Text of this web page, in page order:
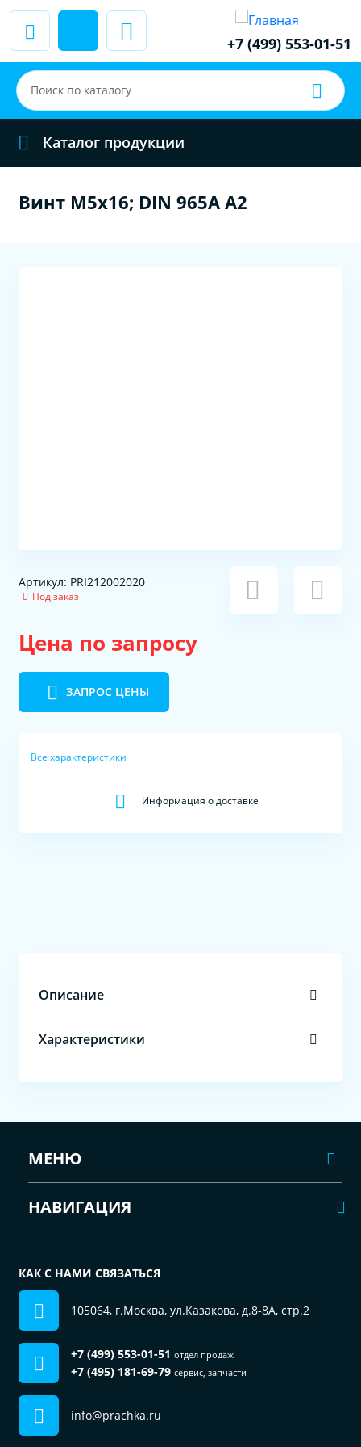
+7 (499) 553-01-51
Каталог продукции
Винт M5x16; DIN 965A A2
Артикул: PRI212002020
Под заказ
Цена по запросу
ЗАПРОС ЦЕНЫ
Все характеристики
Информация о доставке
Описание
Характеристики
МЕНЮ
НАВИГАЦИЯ
КАК С НАМИ СВЯЗАТЬСЯ
105064, г.Москва, ул.Казакова, д.8-8А, стр.2
+7 (499) 553-01-51 отдел продаж
+7 (495) 181-69-79 сервис, запчасти
info@prachka.ru